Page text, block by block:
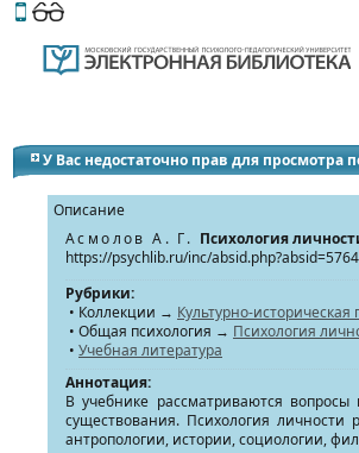
Этот сайт поддерживает
У Вас недостаточно прав для просмотра
Описание
Асмолов А. Г. Психология
https://psychlib.ru/inc/
Рубрики:
• Коллекции → Культурно-историческая
• Общая психология → Психология
• Учебная литература
Аннотация:
В учебнике рассматриваются
существования. Психология
антропологии, истории, социологии,